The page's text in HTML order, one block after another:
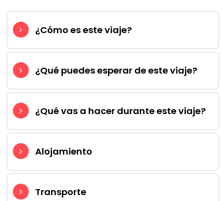
¿Cómo es este viaje?
¿Qué puedes esperar de este viaje?
¿Qué vas a hacer durante este viaje?
Alojamiento
Transporte